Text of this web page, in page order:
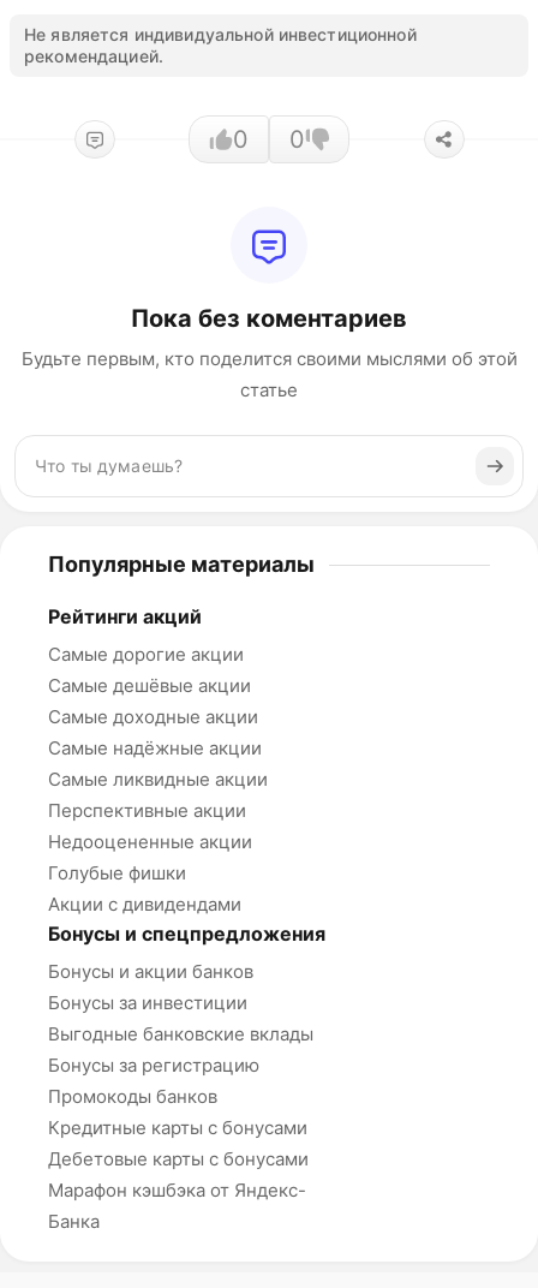
Не является индивидуальной инвестиционной
рекомендацией.
0 0
Пока без коментариев
Будьте первым, кто поделится своими мыслями об этой
статье
Популярные материалы
Рейтинги акций
Самые дорогие акции
Самые дешёвые акции
Самые доходные акции
Самые надёжные акции
Самые ликвидные акции
Перспективные акции
Недооцененные акции
Голубые фишки
Акции с дивидендами
Бонусы и спецпредложения
Бонусы и акции банков
Бонусы за инвестиции
Выгодные банковские вклады
Бонусы за регистрацию
Промокоды банков
Кредитные карты с бонусами
Дебетовые карты с бонусами
Марафон кэшбэка от Яндекс-
Банка